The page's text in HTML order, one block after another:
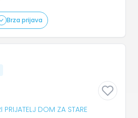
Brza prijava
PRIJATELJ DOM ZA STARE